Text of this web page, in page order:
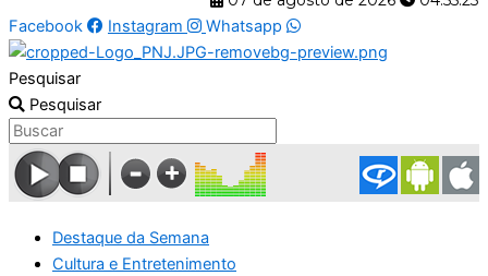
Facebook
Instagram Whatsapp
Pesquisar
Pesquisar
Destaque da Semana
Cultura e Entretenimento